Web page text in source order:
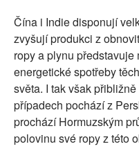
Čína i Indie disponují
zvyšují produkci z
ropy a plynu
energetické spotřeby
světa. I tak však
případech pochází z
prochází Hormuzským
polovinu své ropy z této